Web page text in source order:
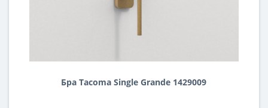
Бра Tacoma Single Grande 1429009